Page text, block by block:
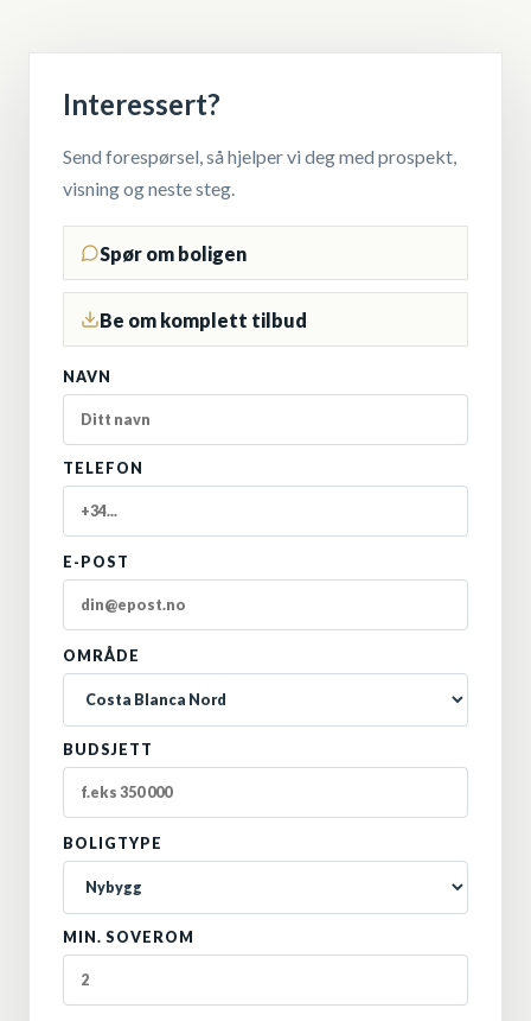
Interessert?
Send forespørsel, så hjelper vi deg med prospekt,
visning og neste steg.
Spør om boligen
Be om komplett tilbud
NAVN
TELEFON
E-POST
OMRÅDE
BUDSJETT
BOLIGTYPE
MIN. SOVEROM